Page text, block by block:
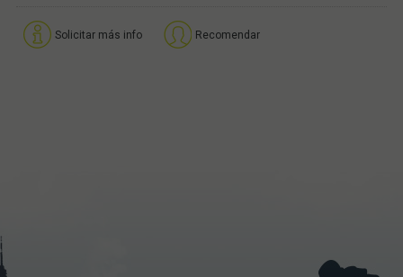
Solicitar más info Recomendar